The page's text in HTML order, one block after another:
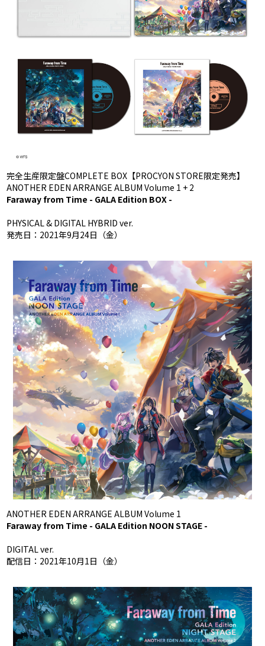
完全生産限定盤COMPLETE BOX【PROCYON STORE限定発売】
ANOTHER EDEN ARRANGE ALBUM Volume 1 + 2
Faraway from Time - GALA Edition BOX -
PHYSICAL & DIGITAL HYBRID ver.
発売日：2021年9月24日（金）
ANOTHER EDEN ARRANGE ALBUM Volume 1
Faraway from Time - GALA Edition NOON STAGE -
DIGITAL ver.
配信日：2021年10月1日（金）